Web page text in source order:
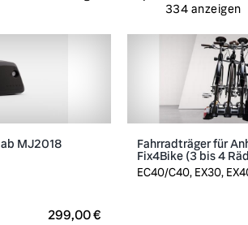
334 anzeigen
MJ2018
299,00 €
Fahrradträger für
Fix4Bike (3 bis 4
EC40/C40, EX30,